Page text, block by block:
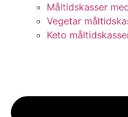
Måltidskasser
Vegetar
Keto